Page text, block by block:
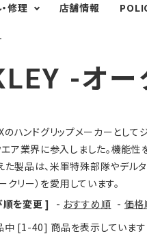
ぶ
XLXXL
XL
XL
特集で選ぶ
アグッズ
秋・冬に向けたアウトド
ッズ
富士山いくならこの装備
本気の登山用品
春・夏に向けたアウトドア
ッズ
修理 店舗情報
-オー
ハンドグリップメーカーとし
ア業界に参入しました。機能
製品は、米軍特殊部隊やデル
リー）を愛用しています。
順を変更 ]
- おすすめ順 - 価格
[1-40] 商品を表示しています